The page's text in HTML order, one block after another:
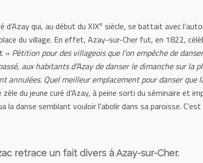
d’Azay qui, au début du XIXe siècle, se battait avec
du village. En effet, Azay-sur-Cher fut, en 1822,
« Pétition pour des villageois que l’on empêche de danser
aux habitants d’Azay de danser le dimanche sur la
annulées. Quel meilleur emplacement pour danser que
du jeune curé d’Azay, à peine sorti du séminaire et
danse semblant vouloir l’abolir dans sa paroisse.
retrace un fait divers à Azay-sur-Cher.